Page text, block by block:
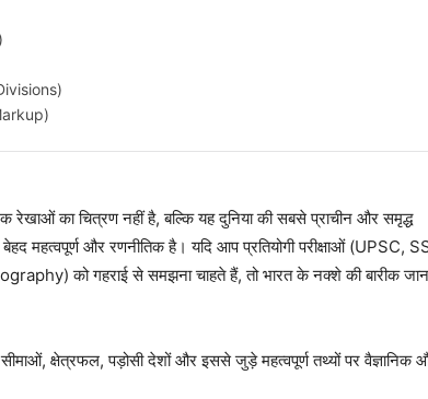
का चित्रण नहीं है, बल्कि यह दुनिया की सबसे प्राचीन और समृद्ध
महत्वपूर्ण और रणनीतिक है। यदि आप प्रतियोगी परीक्षाओं (UPSC,
को गहराई से समझना चाहते हैं, तो भारत के नक्शे की बारीक
क्षेत्रफल, पड़ोसी देशों और इससे जुड़े महत्वपूर्ण तथ्यों पर वैज्ञानिक